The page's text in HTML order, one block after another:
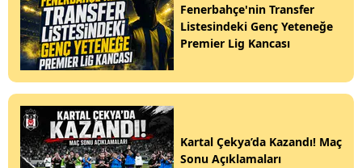
Fenerbahçe'nin Transfer
Listesindeki Genç Yeteneğe
Premier Lig Kancası
Kartal Çekya’da Kazandı! Maç
Sonu Açıklamaları